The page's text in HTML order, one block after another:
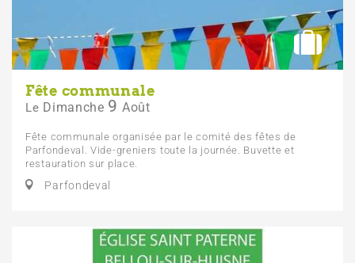
Fête communale
Le Dimanche 9 Août
Fête communale organisée par le comité des fêtes de
Parfondeval. Vide-greniers toute la journée. Buvette et
restauration sur place.
Parfondeval